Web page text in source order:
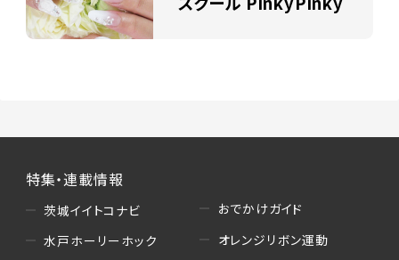
特集・連載情報
茨城イイトコナビ
水戸ホーリーホック
おでかけガイド
オレンジリボン運動